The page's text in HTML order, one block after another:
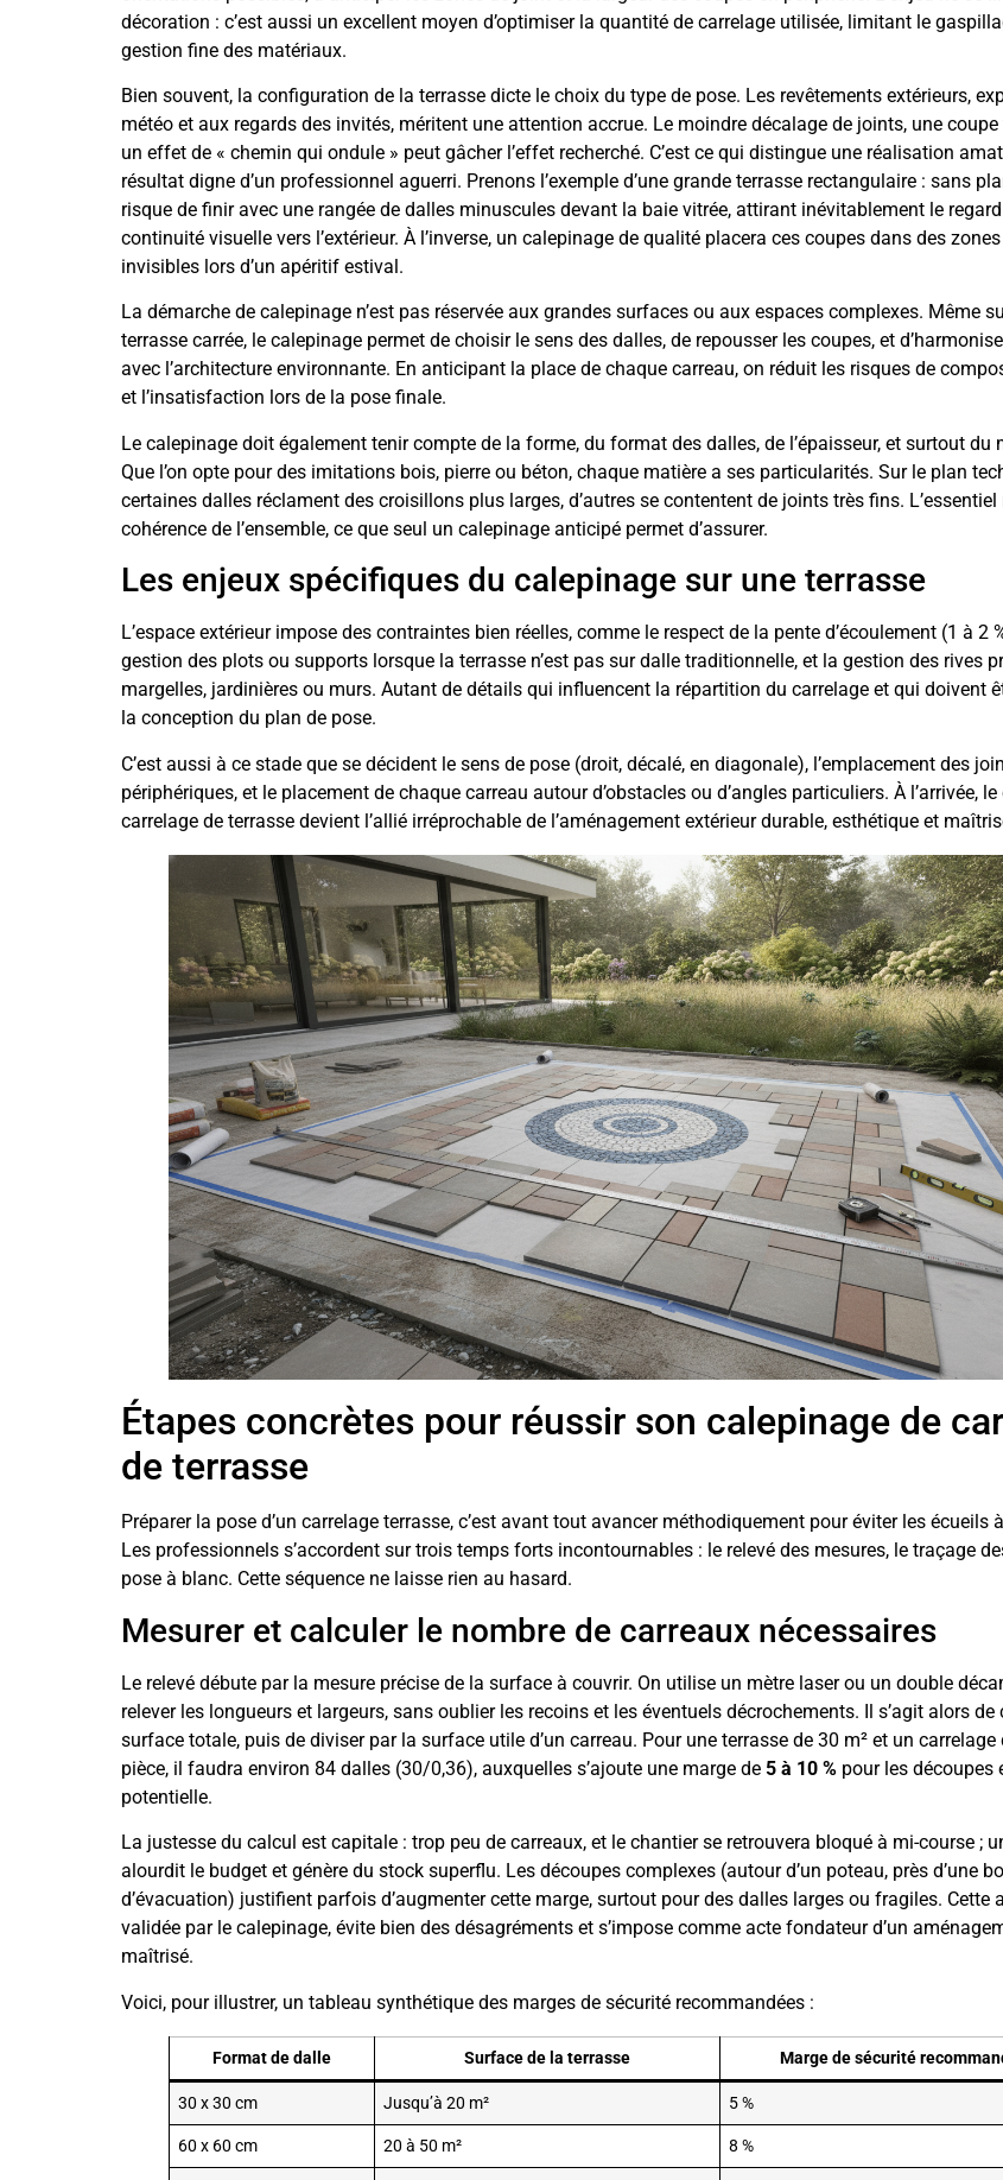
décoration : c’est aussi un excellent moyen d’optimiser la quantité de carrelage utilisée, limitant le
gestion fine des matériaux.
Bien souvent, la configuration de la terrasse dicte le choix du type de pose. Les revêtements extérieurs,
météo et aux regards des invités, méritent une attention accrue. Le moindre décalage de joints, une
un effet de « chemin qui ondule » peut gâcher l’effet recherché. C’est ce qui distingue une réalisation
résultat digne d’un professionnel aguerri. Prenons l’exemple d’une grande terrasse rectangulaire : sans
risque de finir avec une rangée de dalles minuscules devant la baie vitrée, attirant inévitablement le
continuité visuelle vers l’extérieur. À l’inverse, un calepinage de qualité placera ces coupes dans des
invisibles lors d’un apéritif estival.
La démarche de calepinage n’est pas réservée aux grandes surfaces ou aux espaces complexes. Même
terrasse carrée, le calepinage permet de choisir le sens des dalles, de repousser les coupes, et
avec l’architecture environnante. En anticipant la place de chaque carreau, on réduit les risques de
et l’insatisfaction lors de la pose finale.
Le calepinage doit également tenir compte de la forme, du format des dalles, de l’épaisseur, et surtout du
Que l’on opte pour des imitations bois, pierre ou béton, chaque matière a ses particularités. Sur le plan
certaines dalles réclament des croisillons plus larges, d’autres se contentent de joints très fins. L’essentiel
cohérence de l’ensemble, ce que seul un calepinage anticipé permet d’assurer.
Les enjeux spécifiques du calepinage sur une terrasse
L’espace extérieur impose des contraintes bien réelles, comme le respect de la pente d’écoulement (1 à 2
gestion des plots ou supports lorsque la terrasse n’est pas sur dalle traditionnelle, et la gestion des rives
margelles, jardinières ou murs. Autant de détails qui influencent la répartition du carrelage et qui doivent
la conception du plan de pose.
C’est aussi à ce stade que se décident le sens de pose (droit, décalé, en diagonale), l’emplacement des
périphériques, et le placement de chaque carreau autour d’obstacles ou d’angles particuliers. À l’arrivée,
carrelage de terrasse devient l’allié irréprochable de l’aménagement extérieur durable, esthétique et
Étapes concrètes pour réussir son calepinage de
de terrasse
Préparer la pose d’un carrelage terrasse, c’est avant tout avancer méthodiquement pour éviter les écueils
Les professionnels s’accordent sur trois temps forts incontournables : le relevé des mesures, le traçage
pose à blanc. Cette séquence ne laisse rien au hasard.
Mesurer et calculer le nombre de carreaux nécessaires
Le relevé débute par la mesure précise de la surface à couvrir. On utilise un mètre laser ou un double
relever les longueurs et largeurs, sans oublier les recoins et les éventuels décrochements. Il s’agit alors de
surface totale, puis de diviser par la surface utile d’un carreau. Pour une terrasse de 30 m² et un carrelage
pièce, il faudra environ 84 dalles (30/0,36), auxquelles s’ajoute une marge de 5 à 10 % pour les découpes
potentielle.
La justesse du calcul est capitale : trop peu de carreaux, et le chantier se retrouvera bloqué à mi-course ;
alourdit le budget et génère du stock superflu. Les découpes complexes (autour d’un poteau, près d’une
d’évacuation) justifient parfois d’augmenter cette marge, surtout pour des dalles larges ou fragiles. Cette
validée par le calepinage, évite bien des désagréments et s’impose comme acte fondateur d’un
maîtrisé.
Voici, pour illustrer, un tableau synthétique des marges de sécurité recommandées :
Format de dalle Surface de la terrasse Marge de sécurité
30 x 30 cm Jusqu’à 20 m² 5 %
60 x 60 cm 20 à 50 m² 8 %